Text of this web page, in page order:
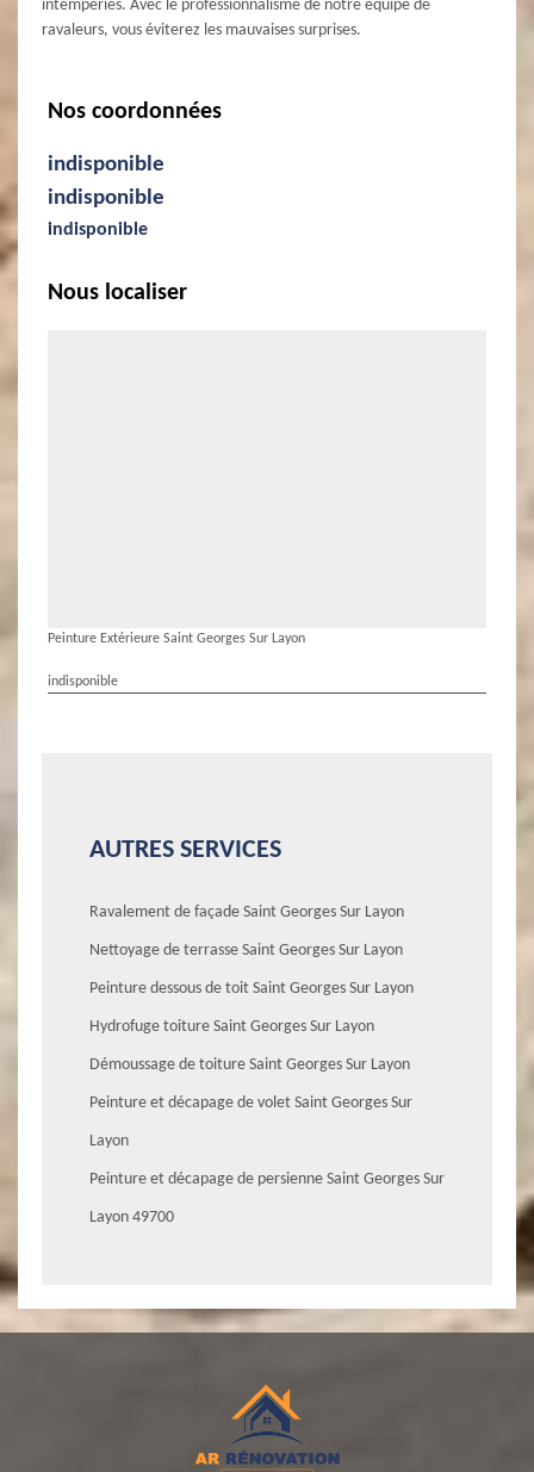
intempéries. Avec le professionnalisme de notre équipe de
ravaleurs, vous éviterez les mauvaises surprises.
Nos coordonnées
indisponible
indisponible
indisponible
Nous localiser
Peinture Extérieure Saint Georges Sur Layon
indisponible
AUTRES SERVICES
Ravalement de façade Saint Georges Sur Layon
Nettoyage de terrasse Saint Georges Sur Layon
Peinture dessous de toit Saint Georges Sur Layon
Hydrofuge toiture Saint Georges Sur Layon
Démoussage de toiture Saint Georges Sur Layon
Peinture et décapage de volet Saint Georges Sur
Layon
Peinture et décapage de persienne Saint Georges Sur
Layon 49700